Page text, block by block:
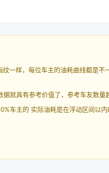
一样，每位车主的油耗曲线都是不
就具有参考价值了，参考车友数量
车主的 实际油耗是在浮动区间以内